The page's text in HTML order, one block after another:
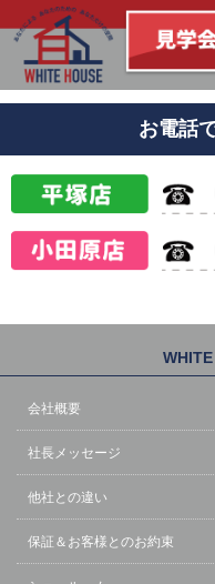
お電話
会社概要
社長メッセージ
他社との違い
保証＆お客様とのお約束